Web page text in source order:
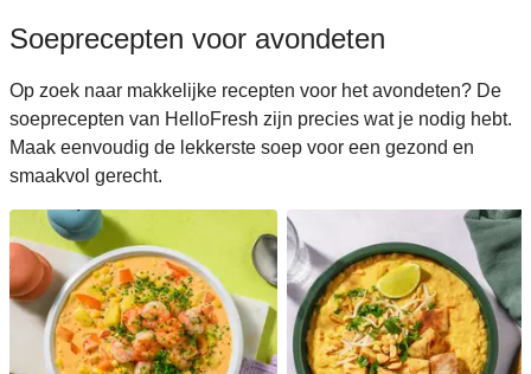
Soeprecepten voor avondeten
Op zoek naar makkelijke recepten voor het avondeten? De
soeprecepten van HelloFresh zijn precies wat je nodig hebt.
Maak eenvoudig de lekkerste soep voor een gezond en
smaakvol gerecht.